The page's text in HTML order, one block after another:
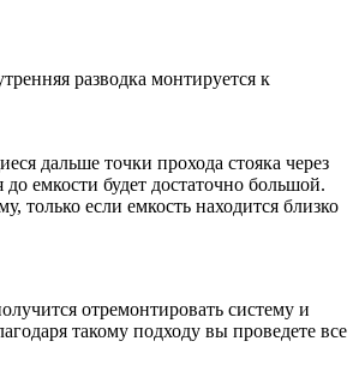
разводка монтируется к
дальше точки прохода стояка через
емкости будет достаточно большой.
если емкость находится близко
отремонтировать систему и
такому подходу вы проведете все